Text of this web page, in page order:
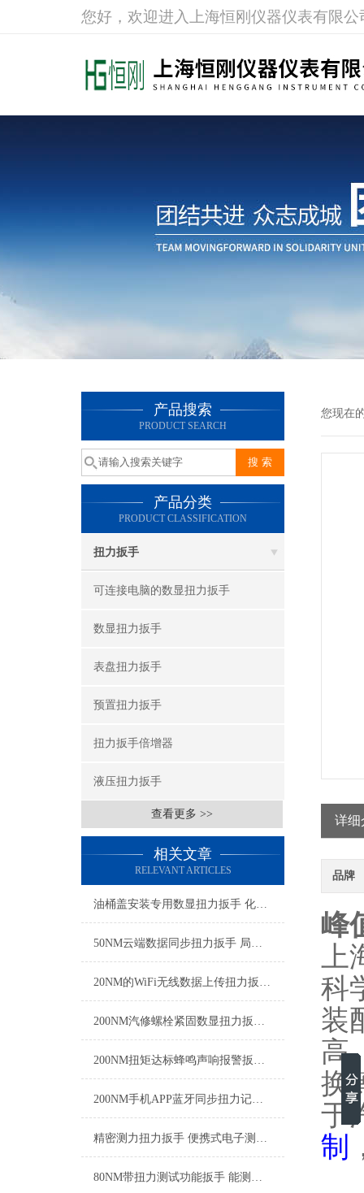
您好，欢迎进入上海恒刚仪器仪表有限公
产品搜索
PRODUCT SEARCH
产品分类
PRODUCT CLASSIFICATION
扭力扳手
可连接电脑的数显扭力扳手
数显扭力扳手
表盘扭力扳手
预置扭力扳手
扭力扳手倍增器
液压扭力扳手
查看更多 >>
相关文章
RELEVANT ARTICLES
油桶盖安装专用数显扭力扳手 化工塑料油桶拧紧定值数显扭矩扳手厂家
50NM云端数据同步扭力扳手 局域网WiFi传输扭力检测扳手厂家
20NM的WiFi无线数据上传扭力扳手 WIFI组网扭力扳手 无线通讯扭力扳手品牌
200NM汽修螺栓紧固数显扭力扳手 发动机缸盖螺栓紧固电子数字扭矩扳手厂家
200NM扭矩达标蜂鸣声响报警扳手,到达扭矩自动蜂鸣提醒扭力扳手厂家
200NM手机APP蓝牙同步扭力记录扳手 实时蓝牙无线监测扭力扳手厂家
精密测力扭力扳手 便携式电子测力扳手 工厂装配电子扭矩扳手厂家
80NM带扭力测试功能扳手 能测试扭力的扳手 可实测扭力扳手厂家
您现在
详细
品牌
峰
上
科
装
高
换
于
制